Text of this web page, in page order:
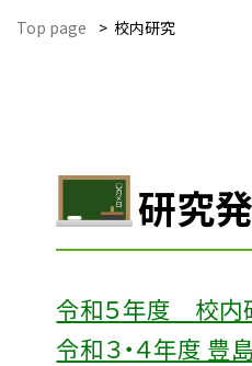
Top page > 校内研究
研究
令和５年度 校
令和３・４年度